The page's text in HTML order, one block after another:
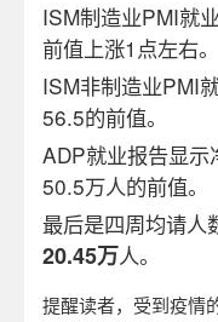
ISM制造业PMI就
前值上涨1 点左右。
ISM非制造业PMI
56.5的前值。
ADP就业报告显示
50.5万人的前值。
最后是四周均请人
20.45万人。
提醒读者，受到疫情